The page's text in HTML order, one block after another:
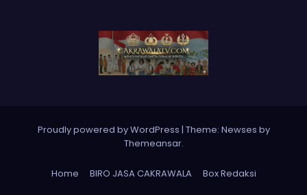
Proudly powered by WordPress | Theme: Newses by
Themeansar.
Home BIRO JASA CAKRAWALA
Box Redaksi